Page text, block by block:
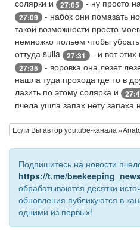
солярки и
27:05 - ну просто
27:09 - набок они помазать
такой возможности просто
немножко польем чтобы убрать
оттуда sulla
27:31 - и вот этих
27:35 - воровка она лезет
нашла туда прохода где то в
лазить по этому солярка и
пчела ушла запах нету запаха
Если Вы автор youtube-канала
Подпишитесь на новости
https://t.me/
обрабатываются десятки
обновления публикуются в
одними из первых!